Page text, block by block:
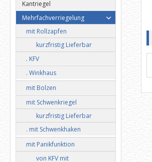
Kantriegel
Mehrfachverriegelung
mit Rollzapfen
kurzfristig Lieferbar
. KFV
. Winkhaus
mit Bolzen
mit Schwenkriegel
kurzfristig Lieferbar
. mit Schwenkhaken
mit Panikfunktion
von KFV mit